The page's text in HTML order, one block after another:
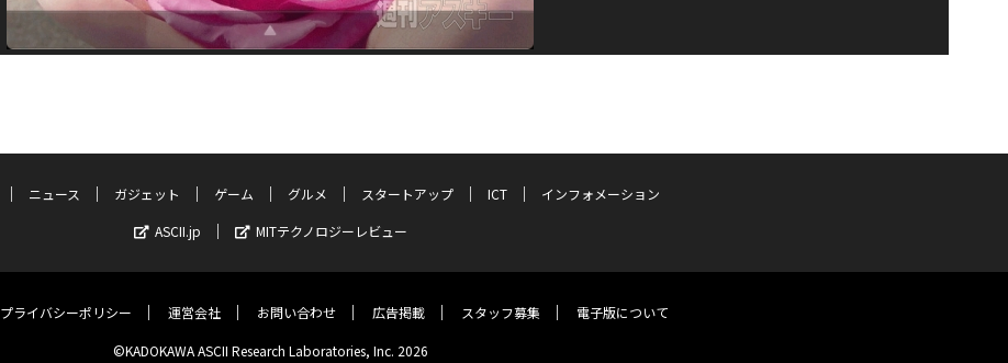
ニュース ガジェット ゲーム グルメ スタートアップ ICT
インフォメーション
ASCII.jp
MITテクノロジーレビュー
プライバシーポリシー 運営会社 お問い合わせ 広告掲載 スタッフ募集 電子版について
©KADOKAWA ASCII Research Laboratories, Inc. 2026